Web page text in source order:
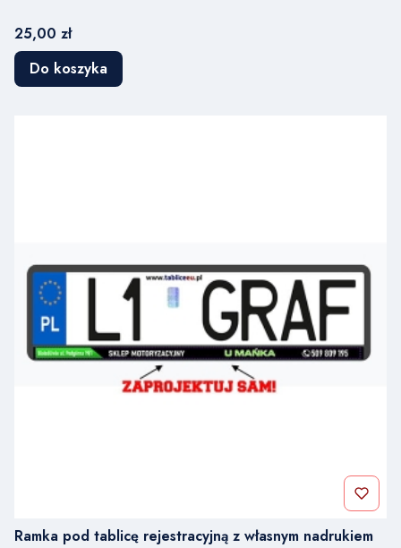
Cena
25,00 zł
Do koszyka
Ramka pod tablicę rejestracyjną z własnym nadrukiem